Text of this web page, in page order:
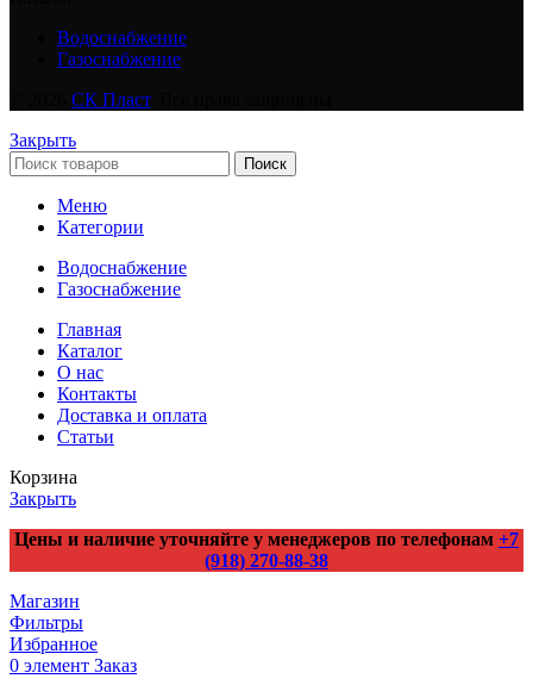
Водоснабжение
Газоснабжение
СК Пласт. Все права защищены
Закрыть
Поиск
Меню
Категории
Водоснабжение
Газоснабжение
Главная
Каталог
О нас
Контакты
Доставка и оплата
Статьи
Корзина
Закрыть
Цены и наличие уточняйте у менеджеров по телефонам +7
(918) 270-88-38
Магазин
Фильтры
Избранное
0 элемент Заказ